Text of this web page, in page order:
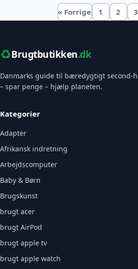
« Forrige 1 2 3
♻️Brugtbutikken.dk
Danmarks guide til bæredygtigt second-
– spar penge – hjælp planeten.
Kategorier
Adapter
Afrikansk indretning
Arbejdscomputer
Baby & Børn
Brugskunst
brugt acer
brugt AirPod
brugt apple tv
brugt apple watch